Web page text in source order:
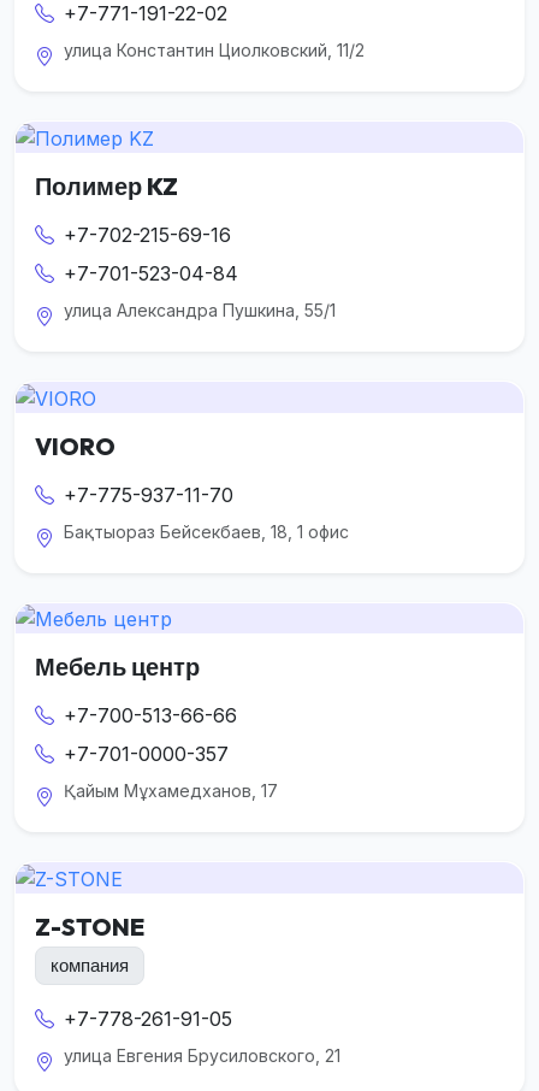
+7-771-191-22-02
улица Константин Циолковский, 11/2
Полимер KZ
+7-702-215-69-16
+7-701-523-04-84
улица Александра Пушкина, 55/1
VIORO
+7-775-937-11-70
Бақтыораз Бейсекбаев, 18, 1 офис
Мебель центр
+7-700-513-66-66
+7-701-0000-357
Қайым Мұхамедханов, 17
Z-STONE
компания
+7-778-261-91-05
улица Евгения Брусиловского, 21